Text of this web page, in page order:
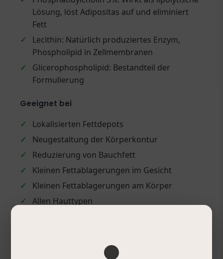
Lösung, löst Adipositas auf und eliminiert
Fett
✓
Lecithin: Natürlich produziertes Enzym,
Phospholipid in Zellmembranen
✓
Glicerophospholipid: Bestandteil der
Formulierung
Geeignet bei
✓
Lokalisierten Fettdepots
✓
Neugestaltung der Körperkontur
✓
Reduzierung von Bauchfett
✓
Kleinen Fettablagerungen im Gesicht
✓
Kleinen Fettablagerungen am Körper
✓
Allen Hauttypen
Anwendung in der Mesotherapie